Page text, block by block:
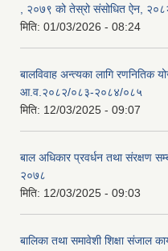
, २०७९ को तेस्रो संसोधित ऐन,
मिति: 01/03/2026 - 08:24
बालविवाह अन्त्यका लागि रणनितिक
आ.व.२०८२/०८३-२०८४/०८५
मिति: 12/03/2025 - 09:07
बाल अधिकार प्रवर्धन तथा संरक्षण
२०७८
मिति: 12/03/2025 - 09:03
बालिका तथा समावेशी शिक्षा संजाल